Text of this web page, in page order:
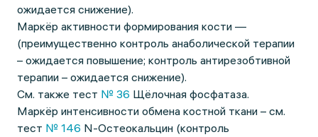
ожидается снижение).
Маркёр активности формирования кости —
(преимущественно контроль анаболической терапии
– ожидается повышение; контроль антирезобтивной
терапии – ожидается снижение).
См. также тест № 36 Щёлочная фосфатаза.
Маркёр интенсивности обмена костной ткани – см.
тест № 146 N-Остеокальцин (контроль